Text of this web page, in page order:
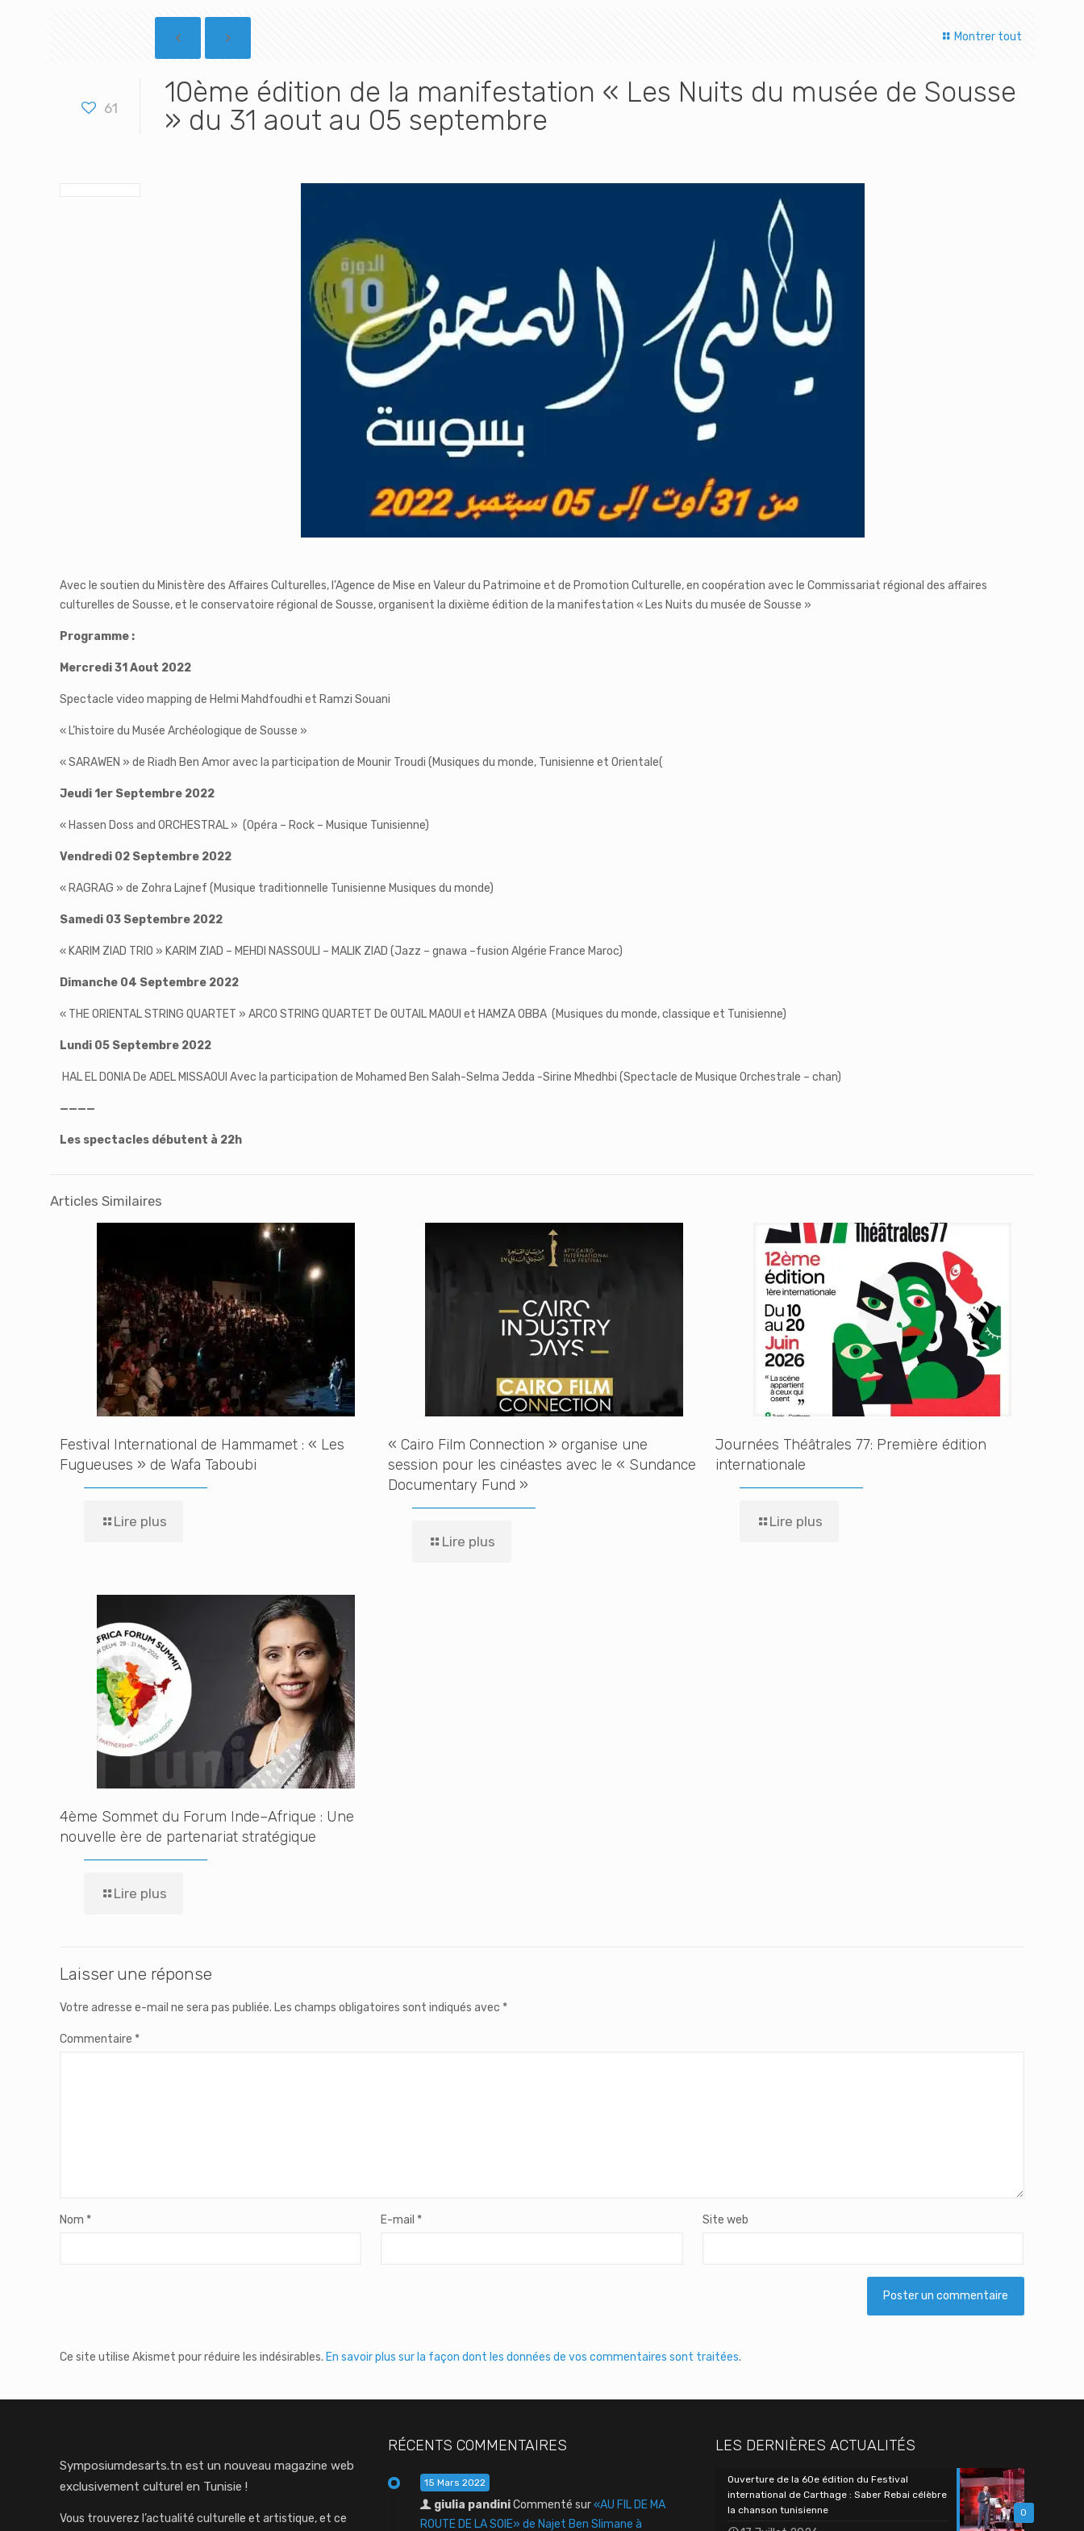
Montrer tout
61
10ème édition de la manifestation « Les Nuits du musée de Sousse
» du 31 aout au 05 septembre
Avec le soutien du Ministère des Affaires Culturelles, l’Agence de Mise en Valeur du Patrimoine et de Promotion Culturelle, en coopération avec le Commissariat régional des affaires
culturelles de Sousse, et le conservatoire régional de Sousse, organisent la dixième édition de la manifestation « Les Nuits du musée de Sousse »
Programme :
Mercredi 31 Aout 2022
Spectacle video mapping de Helmi Mahdfoudhi et Ramzi Souani
« L’histoire du Musée Archéologique de Sousse »
« SARAWEN » de Riadh Ben Amor avec la participation de Mounir Troudi (Musiques du monde, Tunisienne et Orientale(
Jeudi 1er Septembre 2022
« Hassen Doss and ORCHESTRAL » (Opéra – Rock – Musique Tunisienne)
Vendredi 02 Septembre 2022
« RAGRAG » de Zohra Lajnef (Musique traditionnelle Tunisienne Musiques du monde)
Samedi 03 Septembre 2022
« KARIM ZIAD TRIO » KARIM ZIAD – MEHDI NASSOULI – MALIK ZIAD (Jazz – gnawa –fusion Algérie France Maroc)
Dimanche 04 Septembre 2022
« THE ORIENTAL STRING QUARTET » ARCO STRING QUARTET De OUTAIL MAOUI et HAMZA OBBA (Musiques du monde, classique et Tunisienne)
Lundi 05 Septembre 2022
HAL EL DONIA De ADEL MISSAOUI Avec la participation de Mohamed Ben Salah-Selma Jedda -Sirine Mhedhbi (Spectacle de Musique Orchestrale – chan)
————
Les spectacles débutent à 22h
Articles Similaires
Festival International de Hammamet : « Les
Fugueuses » de Wafa Taboubi
Lire plus
« Cairo Film Connection » organise une
session pour les cinéastes avec le « Sundance
Documentary Fund »
Lire plus
Journées Théâtrales 77: Première édition
internationale
Lire plus
4ème Sommet du Forum Inde–Afrique : Une
nouvelle ère de partenariat stratégique
Lire plus
Laisser une réponse
Votre adresse e-mail ne sera pas publiée. Les champs obligatoires sont indiqués avec *
Commentaire *
Nom * E-mail * Site web
Ce site utilise Akismet pour réduire les indésirables. En savoir plus sur la façon dont les données de vos commentaires sont traitées.
Symposiumdesarts.tn est un nouveau magazine web
exclusivement culturel en Tunisie !
Vous trouverez l’actualité culturelle et artistique, et ce
RÉCENTS COMMENTAIRES
15 Mars 2022
giulia pandiniCommenté sur«AU FIL DE MA
ROUTE DE LA SOIE» de Najet Ben Slimane à
LES DERNIÈRES ACTUALITÉS
0
Ouverture de la 60e édition du Festival
international de Carthage : Saber Rebai célèbre
la chanson tunisienne